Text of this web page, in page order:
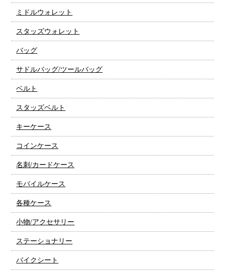
ミドルウォレット
スタッズウォレット
バッグ
サドルバッグ/ツールバッグ
ベルト
スタッズベルト
キーケース
コインケース
名刺/カードケース
モバイルケース
各種ケース
小物/アクセサリー
ステーショナリー
バイクシート